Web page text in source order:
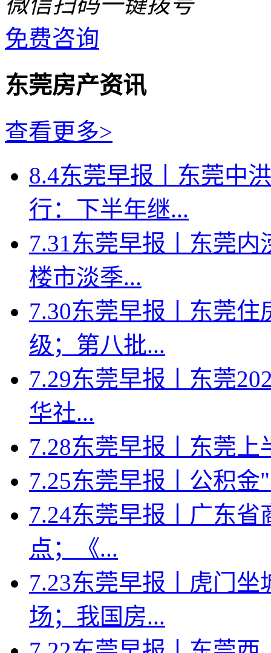
免费咨询
东莞房产资讯
查看更多>
8.4东莞早报丨东莞中
行：下半年继...
7.31东莞早报丨东莞
楼市淡季...
7.30东莞早报丨东莞
级；第八批...
7.29东莞早报丨东莞
华社...
7.28东莞早报丨东莞上
7.25东莞早报丨公积
7.24东莞早报丨广东
点；《...
7.23东莞早报丨虎门
场；我国房...